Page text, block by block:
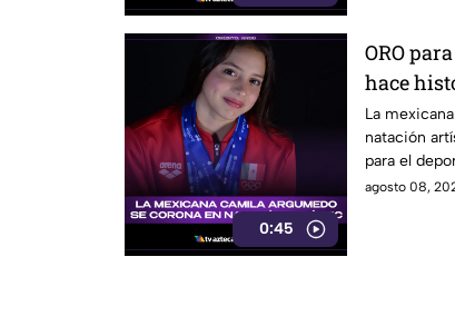
0:45
ORO
hace
artística
La
natación
para el
agosto 08,